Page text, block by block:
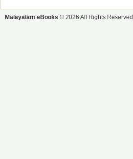
Malayalam eBooks © 2026 All Rights Reserved.